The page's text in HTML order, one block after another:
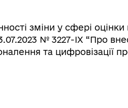
зміни у сфері оцінки
№ 3227-IX “Про
та цифровізації